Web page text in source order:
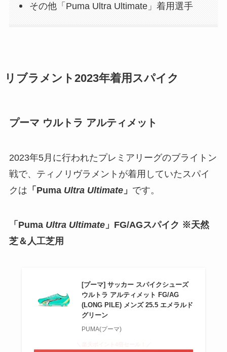
その他「Puma Ultra Ultimate」着用選手
リブラメント2023年着用スパイク
プーマ ウルトラ アルティメット
2023年5月に行われたプレミアリーグのブライトン
戦で、ティノリヴラメントが着用していたスパイ
クは 「Puma Ultra Ultimate」 です。
「Puma Ultra Ultimate」FG/AGスパイク ※天然
芝＆人工芝用
[プーマ] サッカー スパイクシューズ
ウルトラ アルティメット FG/AG
(LONG PILE) メンズ 25.5 エメラルド
グリーン
PUMA(プーマ)